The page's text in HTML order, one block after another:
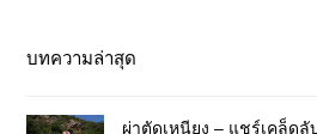
บทความล่าสุด
ผ่าตัดเหนียง – แชร์เคล็ดลั